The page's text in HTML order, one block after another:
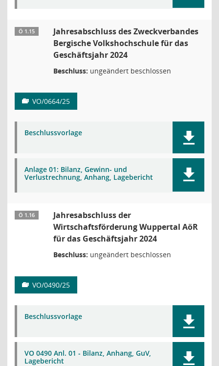
Ö 1.15
Jahresabschluss des Zweckverbandes
Bergische Volkshochschule für das
Geschäftsjahr 2024
Beschluss: ungeändert beschlossen
VO/0664/25
Beschlussvorlage
Anlage 01: Bilanz, Gewinn- und
Verlustrechnung, Anhang, Lagebericht
Ö 1.16
Jahresabschluss der
Wirtschaftsförderung Wuppertal AöR
für das Geschäftsjahr 2024
Beschluss: ungeändert beschlossen
VO/0490/25
Beschlussvorlage
VO 0490 Anl. 01 - Bilanz, Anhang, GuV,
Lagebericht